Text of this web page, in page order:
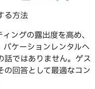
る方法
ングの露出度を高め、
ケーションレンタルへ
話ではありません。ゲス
の回答として最適なコン